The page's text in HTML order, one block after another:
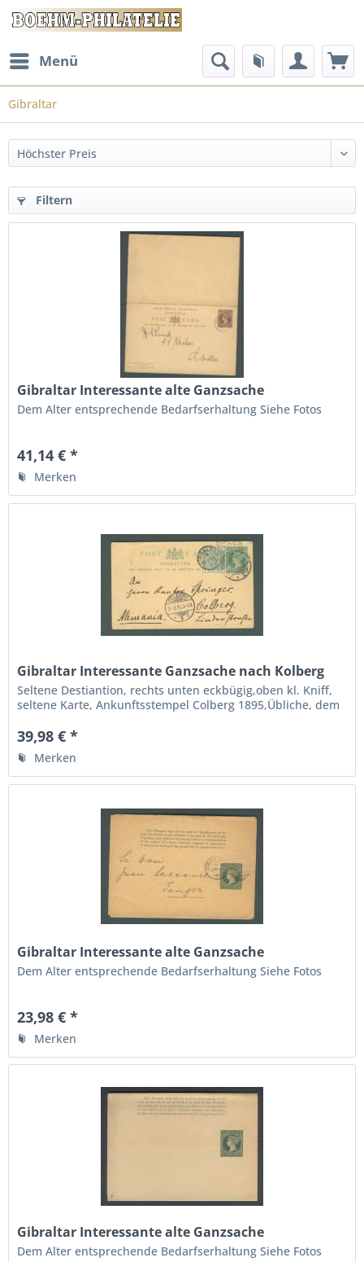
Menü
Gibraltar
Filtern
Gibraltar Interessante alte Ganzsache
Dem Alter entsprechende Bedarfserhaltung Siehe Fotos
41,14 € *
Merken
Gibraltar Interessante Ganzsache nach Kolberg
Pommern
Seltene Destiantion, rechts unten eckbügig,oben kl. Kniff,
seltene Karte, Ankunftsstempel Colberg 1895,Übliche, dem
Fotos
39,98 € *
Merken
Gibraltar Interessante alte Ganzsache
Dem Alter entsprechende Bedarfserhaltung Siehe Fotos
23,98 € *
Merken
Gibraltar Interessante alte Ganzsache
Dem Alter entsprechende Bedarfserhaltung Siehe Fotos